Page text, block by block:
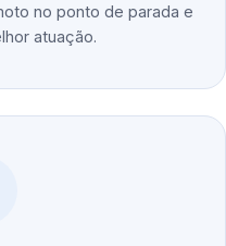
no ponto de parada e
atuação.